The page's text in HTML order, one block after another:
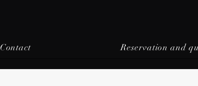
Contact Reservation and